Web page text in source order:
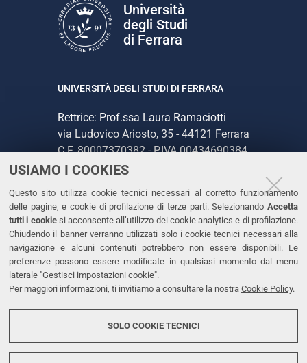
USIAMO I COOKIES
Questo sito utilizza cookie tecnici necessari al corretto funzionamento
delle pagine, e cookie di profilazione di terze parti. Selezionando Accetta
tutti i cookiesi acconsente all’utilizzo dei cookie analytics e di profilazione.
Chiudendo il banner verranno utilizzati solo i cookie tecnici necessari alla
navigazione e alcuni contenuti potrebbero non essere disponibili. Le
preferenze possono essere modificate in qualsiasi momento dal menu
laterale "Gestisci impostazioni cookie".
Per maggiori informazioni, ti invitiamo a consultare la nostra Cookie Policy.
SOLO COOKIE TECNICI
Università
degli Studi
di Ferrara
UNIVERSITÀ DEGLI STUDI DI FERRARA
Rettrice: Prof.ssa Laura Ramaciotti
via Ludovico Ariosto, 35 - 44121 Ferrara
C.F. 80007370382 - P.IVA 00434690384
CONTATTI
Tel. +39 0532 293111
Fax. +39 0532 293031
PEC
LINKS
Accessibilità
Protezione dati personali